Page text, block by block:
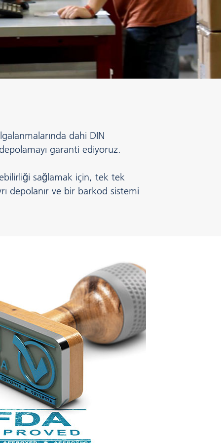
dahi DIN
garanti ediyoruz.
sağlamak için, tek tek
depolanır ve bir barkod sistemi